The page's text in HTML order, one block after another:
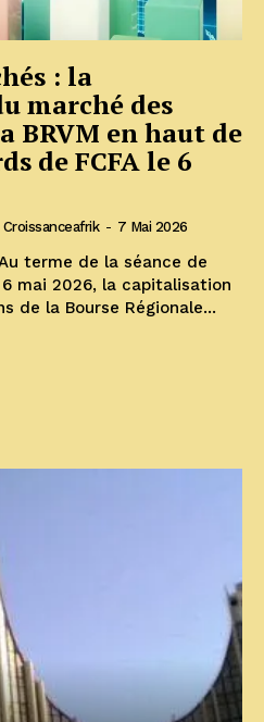
: la
marché des
BRVM en haut de
de FCFA le 6
Croissanceafrik - 7 Mai 2026
Au terme de la séance de
mai 2026, la capitalisation
de la Bourse Régionale...